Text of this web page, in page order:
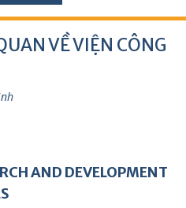
VỀ VIỆN CÔNG
AND DEVELOPMENT